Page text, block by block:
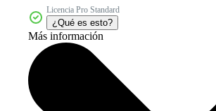
Licencia Pro Standard
¿Qué es esto?
Más información